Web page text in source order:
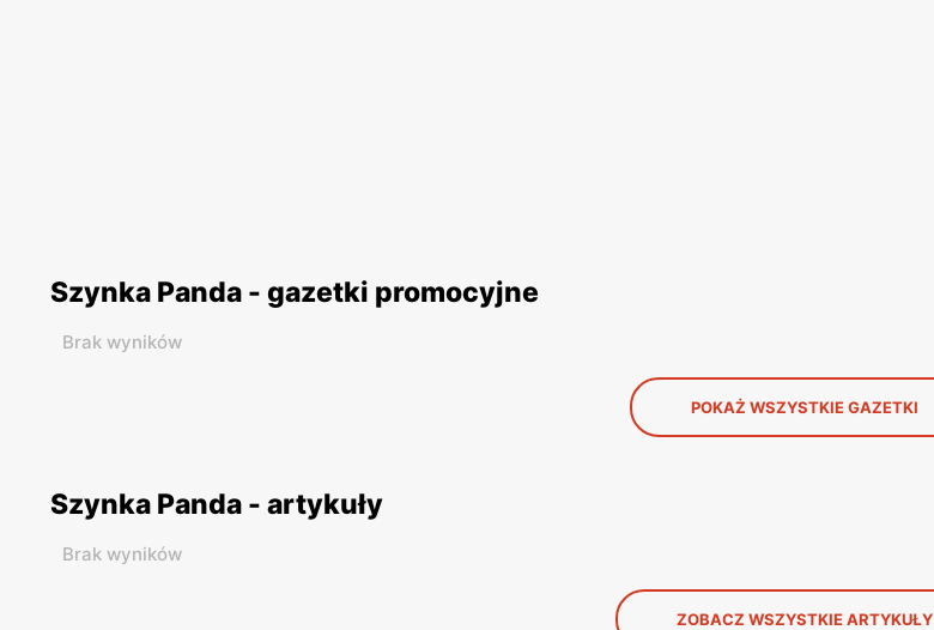
Szynka Panda - gazetki promocyjne
Brak wyników
POKAŻ WSZYSTKIE GAZETKI
Szynka Panda - artykuły
Brak wyników
ZOBACZ WSZYSTKIE ARTYKUŁY